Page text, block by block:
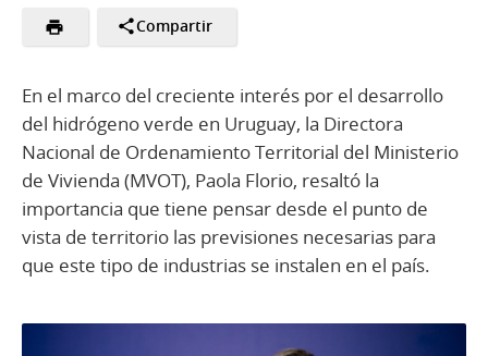
Compartir
En el marco del creciente interés por el desarrollo
del hidrógeno verde en Uruguay, la Directora
Nacional de Ordenamiento Territorial del Ministerio
de Vivienda (MVOT), Paola Florio, resaltó la
importancia que tiene pensar desde el punto de
vista de territorio las previsiones necesarias para
que este tipo de industrias se instalen en el país.